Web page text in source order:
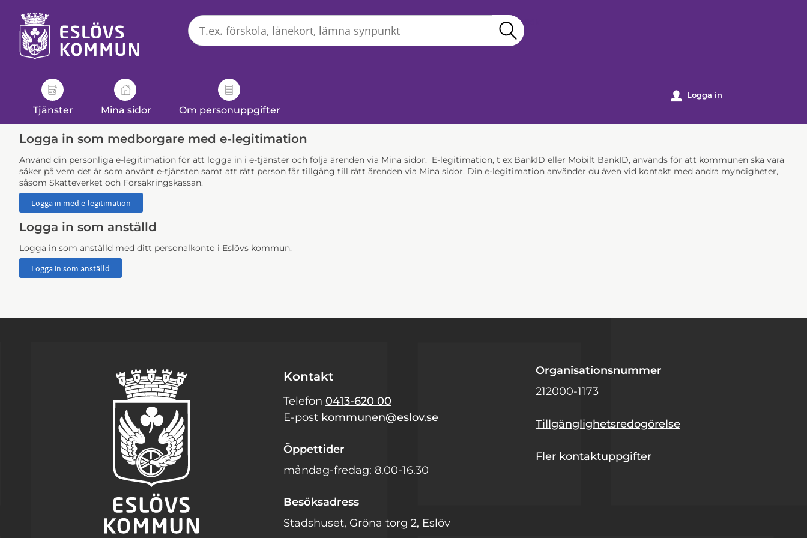
tjänster
kommun
Tjänster Mina sidor Om personuppgifter
u Logga in
Logga in som medborgare med e-legitimation
Använd din personliga e-legitimation för att logga in i e-tjänster och följa ärenden via Mina sidor. E-legitimation, t ex BankID eller Mobilt BankID, används för att kommunen ska vara
säker på vem det är som använt e-tjänsten samt att rätt person får tillgång till rätt ärenden via Mina sidor. Din e-legitimation använder du även vid kontakt med andra myndigheter,
såsom Skatteverket och Försäkringskassan.
Logga in som anställd
Logga in som anställd med ditt personalkonto i Eslövs kommun.
Kontakt
Telefon 0413-620 00
E-post kommunen@eslov.se
Öppettider
måndag-fredag: 8.00-16.30
Besöksadress
Stadshuset, Gröna torg 2, Eslöv
Organisationsnummer
212000-1173
Tillgänglighetsredogörelse
Fler kontaktuppgifter